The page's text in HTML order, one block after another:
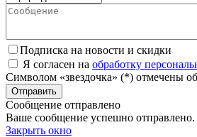
Подписка на новости и скидки
Я согласен на обработку
Символом «звездочка» (*) отмечены
Сообщение отправлено
Ваше сообщение успешно
Закрыть окно